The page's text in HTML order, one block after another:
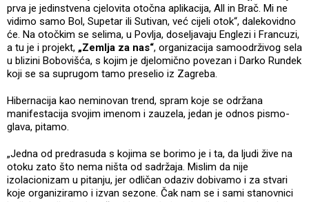
prva je jedinstvena cjelovita otočna aplikacija, All in Brač. Mi ne
vidimo samo Bol, Supetar ili Sutivan, već cijeli otok“, dalekovidno
će. Na otočkim se selima, u Povlja, doseljavaju Englezi i Francuzi,
a tu je i projekt, „Zemlja za nas“, organizacija samoodrživog sela
u blizini Bobovišća, s kojim je djelomično povezan i Darko Rundek
koji se sa suprugom tamo preselio iz Zagreba.
Hibernacija kao neminovan trend, spram koje se održana
manifestacija svojim imenom i zauzela, jedan je odnos pismo-
glava, pitamo.
„Jedna od predrasuda s kojima se borimo je i ta, da ljudi žive na
otoku zato što nema ništa od sadržaja. Mislim da nije
izolacionizam u pitanju, jer odličan odaziv dobivamo i za stvari
koje organiziramo i izvan sezone. Čak nam se i sami stanovnici